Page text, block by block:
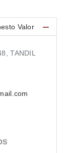
Valor
TANDIL